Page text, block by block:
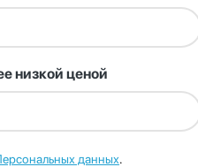
низкой ценой
данных.